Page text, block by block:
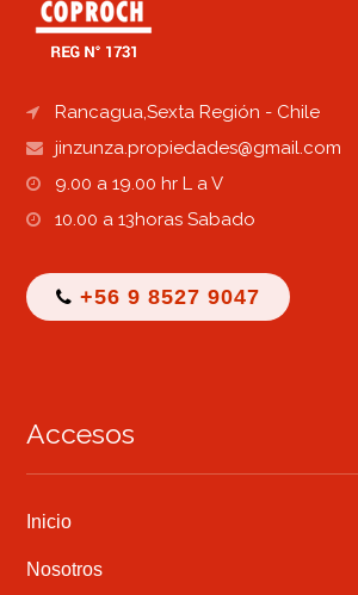
Rancagua,Sexta Región - Chile
9.00 a 19.00 hr L a V
10.00 a 13horas Sabado
+56 9 8527 9047
Accesos
Inicio
Nosotros